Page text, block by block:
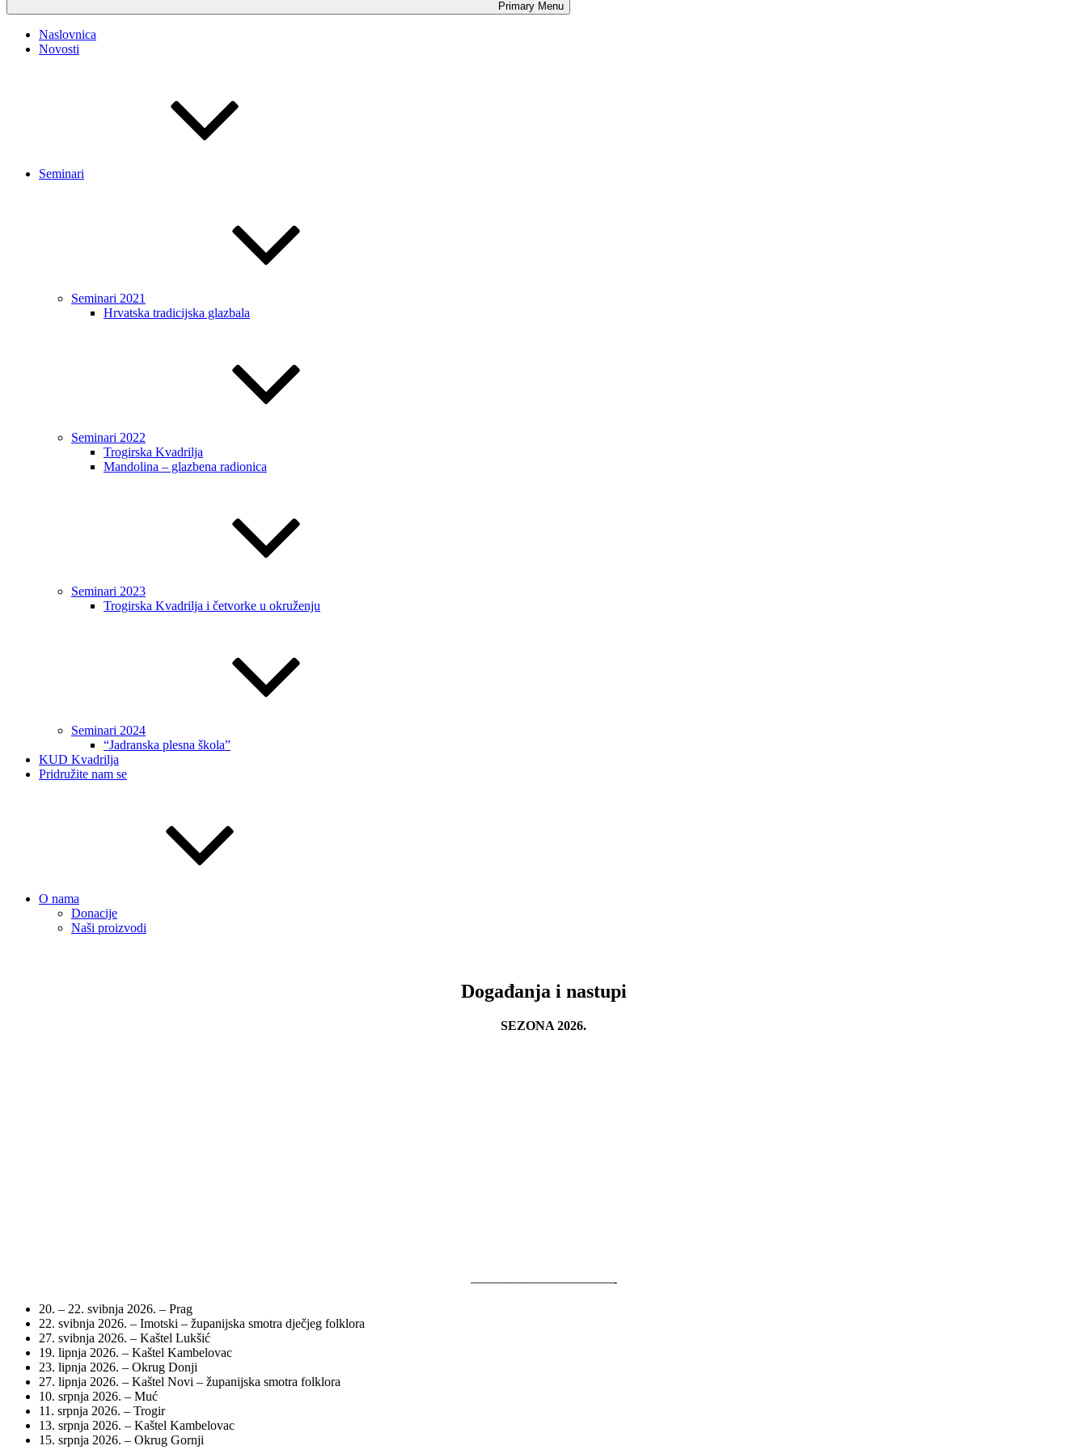
Primary Menu
Naslovnica
Novosti
Seminari
Seminari 2021
Hrvatska tradicijska glazbala
Seminari 2022
Trogirska Kvadrilja
Mandolina – glazbena radionica
Seminari 2023
Trogirska Kvadrilja i četvorke u okruženju
Seminari 2024
“Jadranska plesna škola”
KUD Kvadrilja
Pridružite nam se
O nama
Donacije
Naši proizvodi
Događanja i nastupi
SEZONA 2026.
———————————-
20. – 22. svibnja 2026. – Prag
22. svibnja 2026. – Imotski – županijska smotra dječjeg folklora
27. svibnja 2026. – Kaštel Lukšić
19. lipnja 2026. – Kaštel Kambelovac
23. lipnja 2026. – Okrug Donji
27. lipnja 2026. – Kaštel Novi – županijska smotra folklora
10. srpnja 2026. – Muć
11. srpnja 2026. – Trogir
13. srpnja 2026. – Kaštel Kambelovac
15. srpnja 2026. – Okrug Gornji